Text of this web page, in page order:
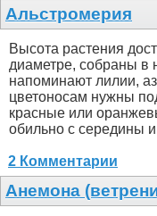
Альстромерия
Высота растения
диаметре, собраны в
напоминают лилии,
цветоносам нужны
красные или
обильно с середины
2 Комментарии
Анемона